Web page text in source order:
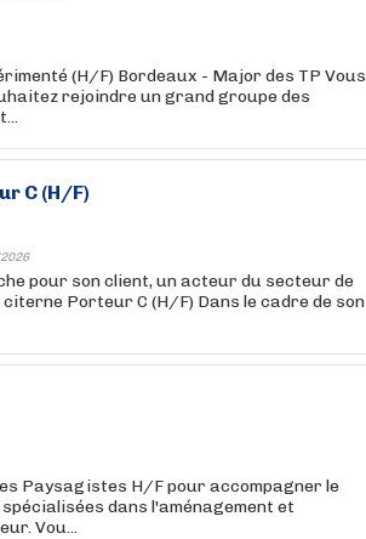
(H/F) Bordeaux - Major des TP Vous
rejoindre un grand groupe des
C (H/F)
pour son client, un acteur du secteur de
Porteur C (H/F) Dans le cadre de son
Paysagistes H/F pour accompagner le
dans l'aménagement et
Vou...